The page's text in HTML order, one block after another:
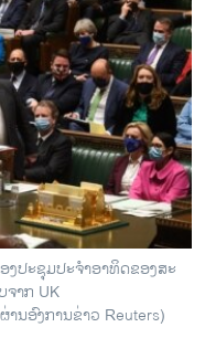
ງ​ປະ​ຊຸມ​ປະ​ຈຳ​ອາ​ທິດ​ຂອງ​ສະ​
າກ UK
ານອົງ​ການ​ຂ່າວ Reuters)